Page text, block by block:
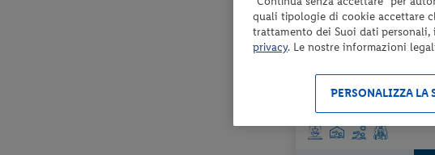
Slovenia - Moravske Toplice
HOTEL LIVADA
mezza pensione + utilizzo
quali tipologie di cookie accettare
trattamento dei Suoi dati
privacy. Le nostre informazioni
PERSONALIZZA LA